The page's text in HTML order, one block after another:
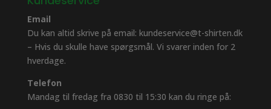
Email
Du kan altid skrive på email: kundeservice@t-shirten.dk
– Hvis du skulle have spørgsmål. Vi svarer inden for 2
hverdage.
Telefon
Mandag til fredag fra 0830 til 15:30 kan du ringe på: